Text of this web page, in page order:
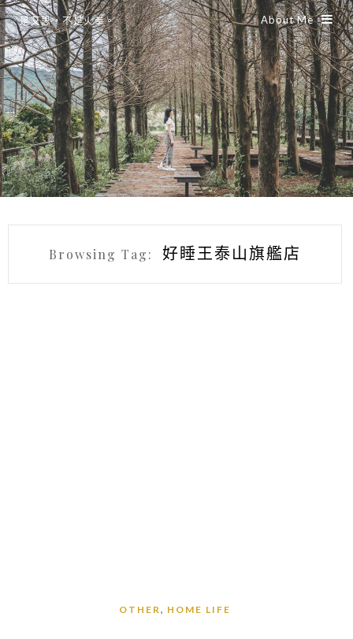
是艾思，不是火拳。 About Me
Browsing Tag: 好睡王泰山旗艦店
OTHER, HOME LIFE